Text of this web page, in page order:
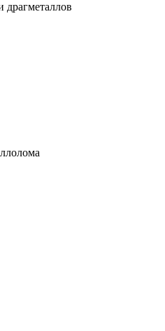
драгметаллов